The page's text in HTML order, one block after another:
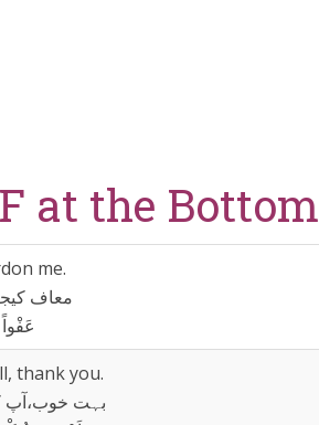
at the Bottom
me.
معاف
عَفْواً
thank you.
بہت خوب،آپ